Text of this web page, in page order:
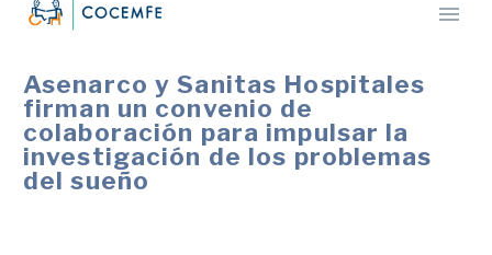
Asenarco y Sanitas Hospitales
firman un convenio de
colaboración para impulsar la
investigación de los problemas
del sueño